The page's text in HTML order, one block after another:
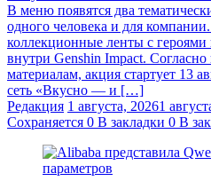
В меню появятся два
одного человека и для
коллекционные ленты с
внутри Genshin Impact.
материалам, акция стартует 13
сеть «Вкусно — и […]
Редакция 1 августа, 20261
Сохраняется 0 В закладки 0 В